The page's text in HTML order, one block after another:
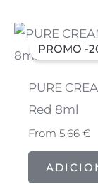
PROMO -
PURE
Red 8ml
From5,66€